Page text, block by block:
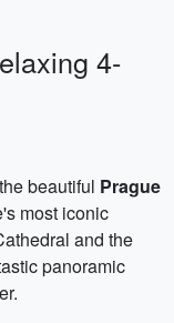
4-
beautiful Prague
most iconic
and the
panoramic